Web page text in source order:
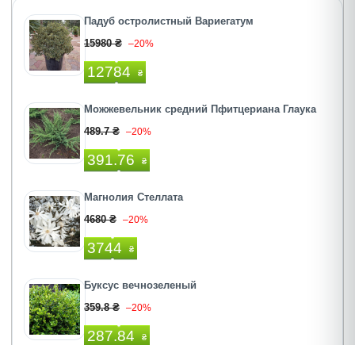
Падуб остролистный Вариегатум
15980 ₴ –20%
12784 ₴
Можжевельник средний Пфитцериана Глаука
489.7 ₴ –20%
391.76 ₴
Магнолия Стеллата
4680 ₴ –20%
3744 ₴
Буксус вечнозеленый
359.8 ₴ –20%
287.84 ₴